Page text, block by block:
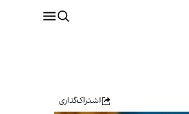
اشتراک‌گذاری